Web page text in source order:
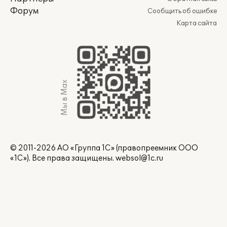
Форум
Сообщить об ошибке
Карта сайта
Мы в Max
© 2011-2026 АО «Группа 1С» (правопреемник ООО
«1С»). Все права защищены. websol@1c.ru